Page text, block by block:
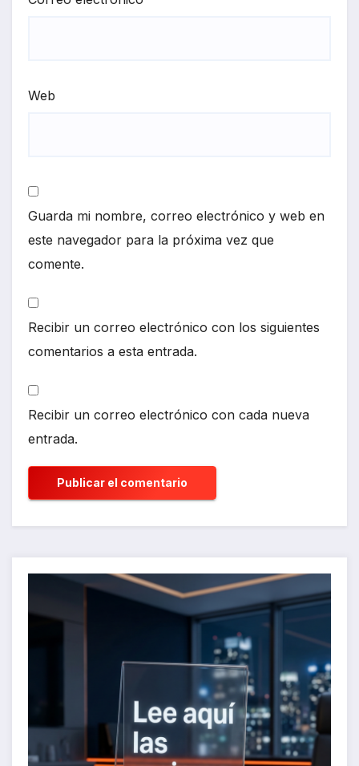
Web
Guarda mi nombre, correo electrónico y web en
este navegador para la próxima vez que
comente.
Recibir un correo electrónico con los siguientes
comentarios a esta entrada.
Recibir un correo electrónico con cada nueva
entrada.